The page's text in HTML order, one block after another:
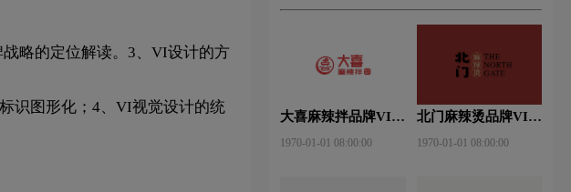
略的定位解读。3、VI设计的方
识图形化；4、VI视觉设计的统
大喜麻辣拌品牌VI设
1970-01-01 08:00:00
北门麻辣烫品牌VI设
1970-01-01 08:00:00